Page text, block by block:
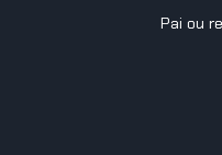
Pai ou